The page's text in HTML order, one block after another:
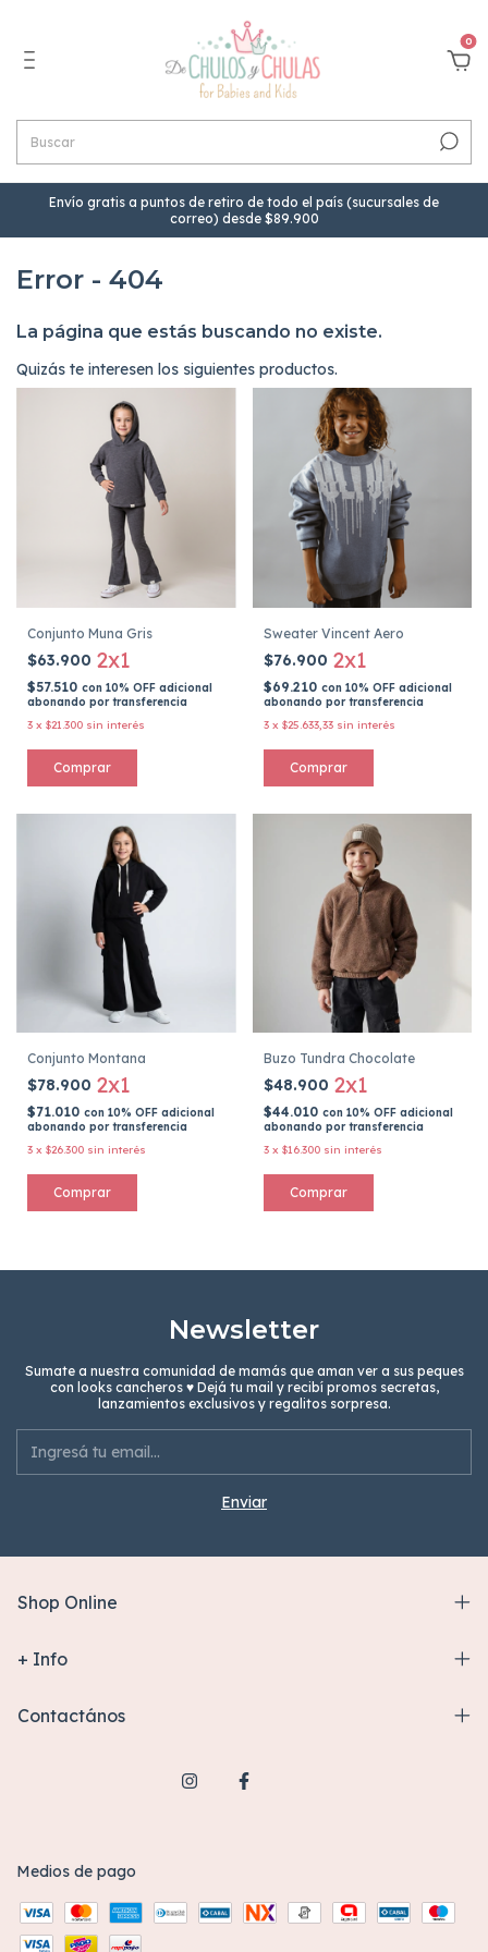
0
Envío gratis a puntos de retiro de todo el país (sucursales de
correo) desde $89.900
Error - 404
La página que estás buscando no existe.
Quizás te interesen los siguientes productos.
Conjunto Muna Gris
$63.900 2x1
$57.510 con 10% OFF adicional
abonando por transferencia
3 x $21.300 sin interés
Comprar
Sweater Vincent Aero
$76.900 2x1
$69.210 con 10% OFF adicional
abonando por transferencia
3 x $25.633,33 sin interés
Comprar
Conjunto Montana
$78.900 2x1
$71.010 con 10% OFF adicional
abonando por transferencia
3 x $26.300 sin interés
Comprar
Buzo Tundra Chocolate
$48.900 2x1
$44.010 con 10% OFF adicional
abonando por transferencia
3 x $16.300 sin interés
Comprar
Newsletter
Sumate a nuestra comunidad de mamás que aman ver a sus peques
con looks cancheros ♥ Dejá tu mail y recibí promos secretas,
lanzamientos exclusivos y regalitos sorpresa.
Shop Online
+ Info
Contactános
Medios de pago